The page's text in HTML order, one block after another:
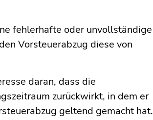
fehlerhafte oder unvollständige
Vorsteuerabzug diese von
daran, dass die
zurückwirkt, in dem er
geltend gemacht hat.